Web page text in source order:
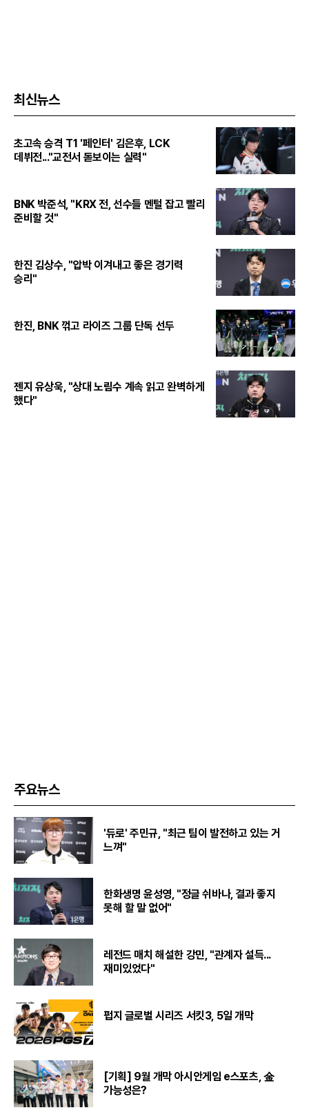
최신뉴스
초고속 승격 T1 '페인터' 김은후, LCK
데뷔전..."교전서 돋보이는 실력"
BNK 박준석, "KRX 전, 선수들 멘털 잡고 빨리
준비할 것"
한진 김상수, "압박 이겨내고 좋은 경기력
승리"
한진, BNK 꺾고 라이즈 그룹 단독 선두
젠지 유상욱, "상대 노림수 계속 읽고 완벽하게
했다"
주요뉴스
'듀로' 주민규, "최근 팀이 발전하고 있는 거
느껴"
한화생명 윤성영, "정글 쉬바나, 결과 좋지
못해 할 말 없어"
레전드 매치 해설한 강민, "관계자 설득...
재미있었다"
펍지 글로벌 시리즈 서킷3, 5일 개막
[기획] 9월 개막 아시안게임 e스포츠, 金
가능성은?